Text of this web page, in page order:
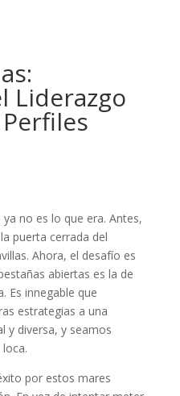
Liderazgo
no es lo que era. Antes,
puerta cerrada del
Ahora, el desafío es
abiertas es la de
Es innegable que
estrategias a una
y diversa, y seamos
por estos mares